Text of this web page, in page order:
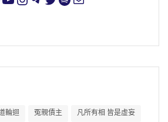
輪迴 冤親債主 凡所有相 皆是虛妄